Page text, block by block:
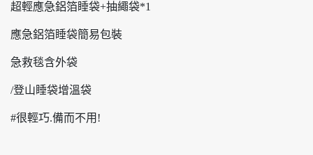
超輕應急鋁箔睡袋+抽繩袋*1
應急鋁箔睡袋簡易包裝
急救毯含外袋
/登山睡袋增溫袋
#很輕巧.備而不用!